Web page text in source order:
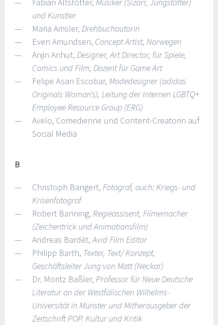
Fabian Altstötter, Musiker (Sizarr, Jungstötter)
und Künstler
Maria Amsler, Drehbuchautorin
Even Amundsen, Concept Artist, Norwegen
Anjin Anhut, Designer, Art Director, für Spiele,
Comics und Film, Dozent für Game Art
Felipe Asan Escobar, Modedesigner (adidas
Originals Woman’s), Leitung der Internen LGBTQ+
Employee Resource Group (ERG)
Avelo, Comedienne und Content-Creatorin auf
Social Media
B
Christoph Bangert, Fotograf, auch: Kriegs- und
Krisenfotograf
Robert Banning, Regieassisent, Filmemacher
(Zeichentrick und Animationsfilm)
Andreas Bardét,Avid Film Editor
Philipp Barth, Texter, Text/ Konzept,
Geschäftsleiter Jung von Matt (Neckar)
Dr. Moritz Baßler, Professor für Neue Deutsche
Literatur an der Westfälischen Wilhelms-
Universität in Münster und Mitherausgeber der
Zeitschrift POP. Kultur und Kritik